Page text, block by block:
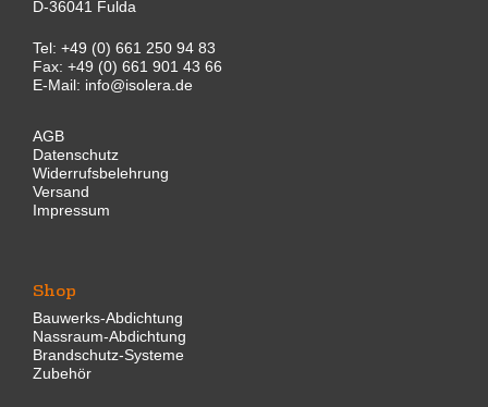
D-36041 Fulda
Tel: +49 (0) 661 250 94 83
Fax: +49 (0) 661 901 43 66
E-Mail: info@isolera.de
AGB
Datenschutz
Widerrufsbelehrung
Versand
Impressum
Shop
Bauwerks-Abdichtung
Nassraum-Abdichtung
Brandschutz-Systeme
Zubehör